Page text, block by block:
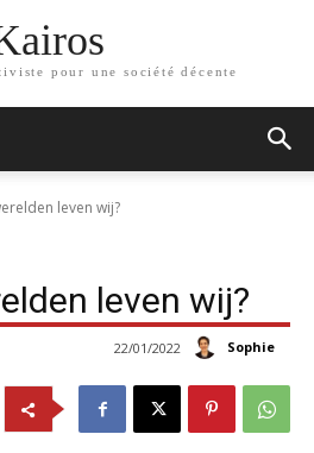
pour une société décente
leven wij?
leven wij?
Sophie
22/01/2022